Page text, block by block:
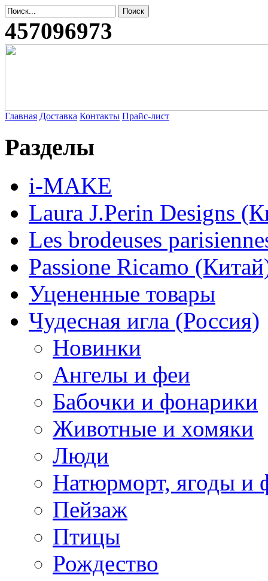
457096973
Главная Доставка Контакты Прайс-лист
Разделы
i-MAKE
Laura J.Perin Designs
Les brodeuses
Passione Ricamo
Уцененные товары
Чудесная игла (Россия)
Новинки
Ангелы и феи
Бабочки и фонарики
Животные и хомяки
Люди
Натюрморт, ягоды и
Пейзаж
Птицы
Рождество